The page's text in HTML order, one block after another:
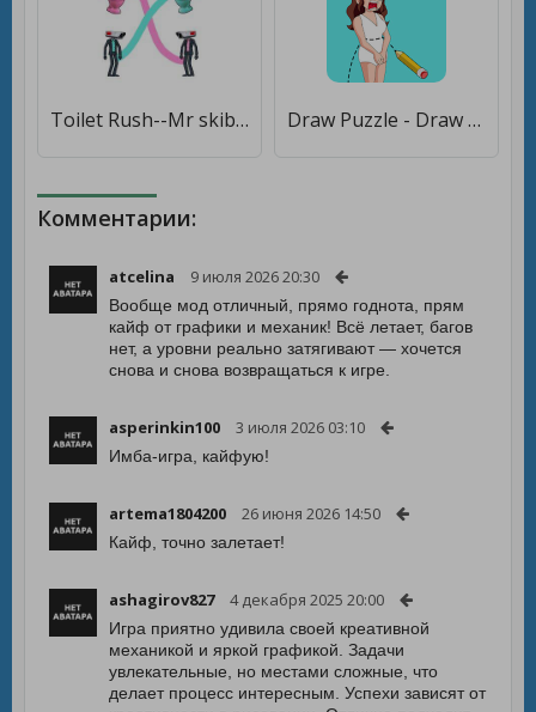
Toilet Rush--Mr skibidi [Бесплатные покупки] Draw Puzzle - Draw one part [Бесплатные покупки]
Комментарии:
atcelina 9 июля 2026 20:30
Вообще мод отличный, прямо годнота, прям
кайф от графики и механик! Всё летает, багов
нет, а уровни реально затягивают — хочется
снова и снова возвращаться к игре.
asperinkin100 3 июля 2026 03:10
Имба-игра, кайфую!
artema1804200 26 июня 2026 14:50
Кайф, точно залетает!
ashagirov827 4 декабря 2025 20:00
Игра приятно удивила своей креативной
механикой и яркой графикой. Задачи
увлекательные, но местами сложные, что
делает процесс интересным. Успехи зависят от